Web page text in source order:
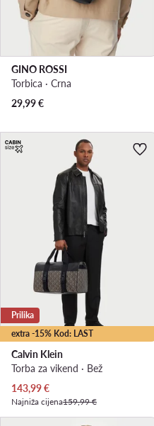
GINO ROSSI
Torbica · Crna
29,99€
extra -15% Kod: LAST
Prilika
Calvin Klein
Torba za vikend · Bež
Trenutna cijena
143,99€
Najniža cijena159,99 €